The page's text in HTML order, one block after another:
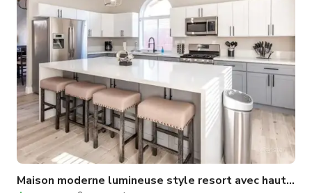
espace porte-bou
Maison moderne lumineuse style resort avec hauts